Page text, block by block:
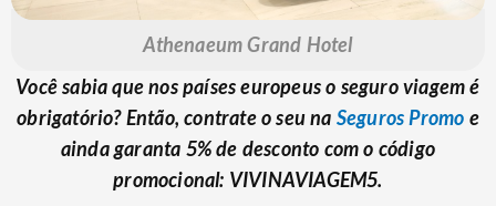
Athenaeum Grand Hotel
Você sabia que nos países europeus o seguro viagem é
obrigatório? Então, contrate o seu na Seguros Promo e
ainda garanta 5% de desconto com o código
promocional: VIVINAVIAGEM5.